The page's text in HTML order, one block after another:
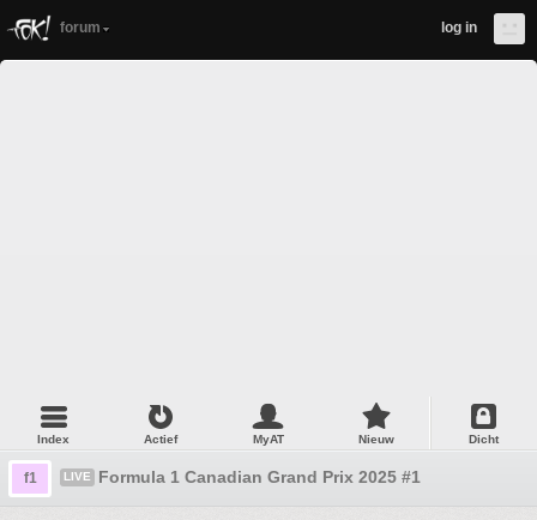
forum log in
Index Actief MyAT Nieuw Dicht
f1 LIVE Formula 1 Canadian Grand Prix 2025 #1